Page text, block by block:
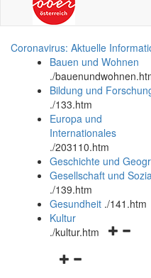
Coronavirus: Aktuelle
Bauen und Wohnen
./
Bildung und
./133.htm
Europa und
Internationales
./203110.htm
Geschichte und
Gesellschaft und
./139.htm
Gesundheit ./141.htm
Kultur
./kultur.htm
Navigationsmenü